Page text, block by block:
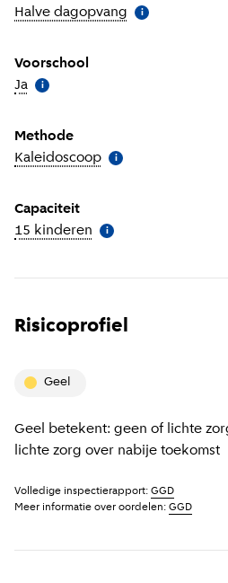
Halve dagopvang Meer informatie
i
Voorschool
Ja Meer informatie
i
Methode
Kaleidoscoop Meer informatie
i
Capaciteit
15 kinderen Meer informatie
i
Risicoprofiel
geel
Geel betekent: geen of lichte zorg over actuele situatie,
lichte zorg over nabije toekomst
Volledige inspectierapport: GGD
Meer informatie over oordelen: GGD